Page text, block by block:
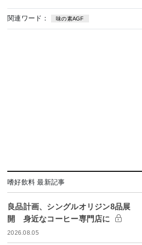
関連ワード： 味の素AGF
嗜好飲料 最新記事
良品計画、シングルオリジン8品展
開 身近なコーヒー専門店に
2026.08.05